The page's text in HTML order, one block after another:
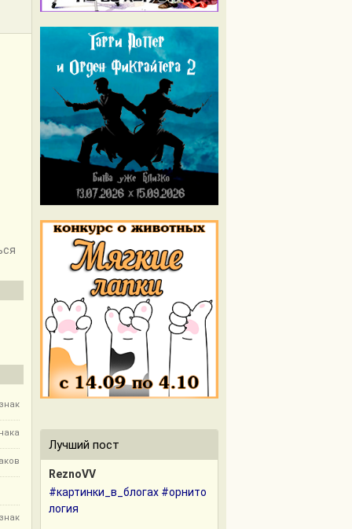
Лучший пост
ReznoVV
#картинки_в_блогах #орнито
логия